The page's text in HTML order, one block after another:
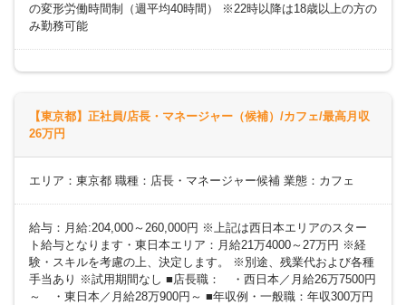
の変形労働時間制（週平均40時間） ※22時以降は18歳以上の方の
み勤務可能
【東京都】正社員/店長・マネージャー（候補）/カフェ/最高月収
26万円
エリア：東京都 職種：店長・マネージャー候補 業態：カフェ
給与：月給:204,000～260,000円 ※上記は西日本エリアのスター
ト給与となります・東日本エリア：月給21万4000～27万円 ※経
験・スキルを考慮の上、決定します。 ※別途、残業代および各種
手当あり ※試用期間なし ■店長職： ・西日本／月給26万7500円
～ ・東日本／月給28万900円～ ■年収例・一般職：年収300万円